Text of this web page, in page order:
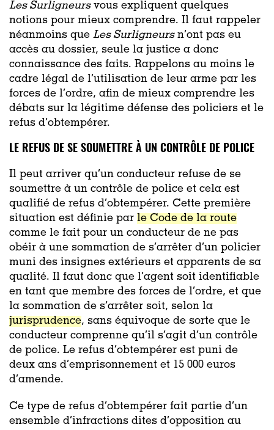
Les Surligneursvous expliquent quelques
notions pour mieux comprendre. Il faut rappeler
néanmoins que Les Surligneursn’ont pas eu
accès au dossier, seule la justice a donc
connaissance des faits. Rappelons au moins le
cadre légal de l’utilisation de leur arme par les
forces de l’ordre, afin de mieux comprendre les
débats sur la légitime défense des policiers et le
refus d’obtempérer.
LE REFUS DE SE SOUMETTRE À UN CONTRÔLE DE POLICE
Il peut arriver qu’un conducteur refuse de se
soumettre à un contrôle de police et cela est
qualifié de refus d’obtempérer. Cette première
situation est définie par le Code de la route
comme le fait pour un conducteur de ne pas
obéir à une sommation de s’arrêter d’un policier
muni des insignes extérieurs et apparents de sa
qualité. Il faut donc que l’agent soit identifiable
en tant que membre des forces de l’ordre, et que
la sommation de s’arrêter soit, selon la
jurisprudence, sans équivoque de sorte que le
conducteur comprenne qu’il s’agit d’un contrôle
de police. Le refus d’obtempérer est puni de
deux ans d’emprisonnement et 15 000 euros
d’amende.
Ce type de refus d’obtempérer fait partie d’un
ensemble d’infractions dites d’opposition au